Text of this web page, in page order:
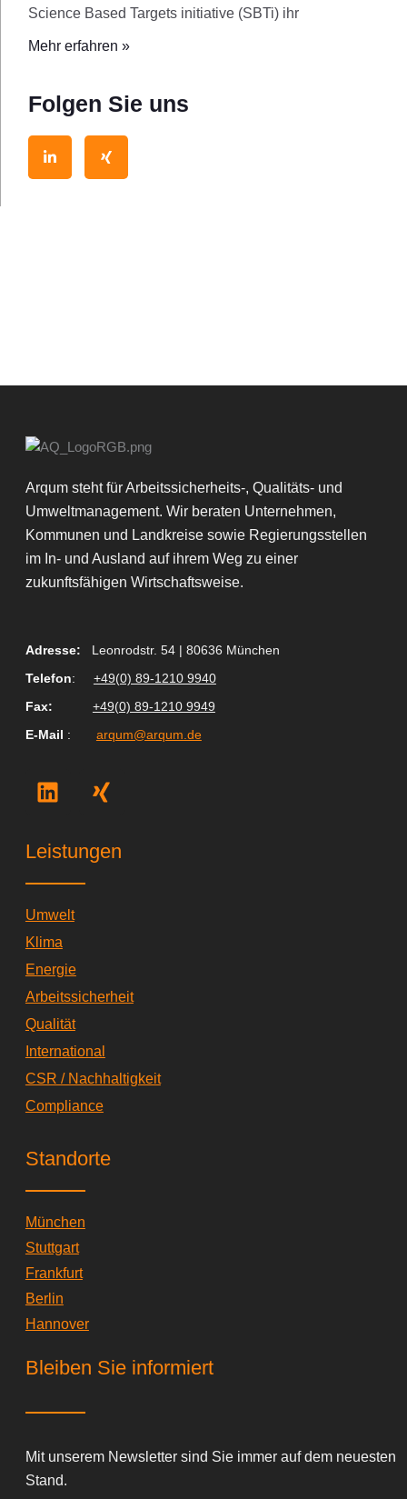
Science Based Targets initiative (SBTi) ihr
Mehr erfahren »
Folgen Sie uns
i
i
Arqum steht für Arbeitssicherheits-, Qualitäts- und
Umweltmanagement. Wir beraten Unternehmen,
Kommunen und Landkreise sowie Regierungsstellen
im In- und Ausland auf ihrem Weg zu einer
zukunftsfähigen Wirtschaftsweise.
Adresse:
Leonrodstr. 54 | 80636 München
Telefon:
+49(0) 89-1210 9940
Fax:
+49(0) 89-1210 9949
E-Mail : arqum@arqum.de
L
i
k
d
i
n
X
i
g
Leistungen
Umwelt
Klima
Energie
Arbeitssicherheit
Qualität
International
CSR / Nachhaltigkeit
Compliance
Standorte
München
Stuttgart
Frankfurt
Berlin
Hannover
Bleiben Sie informiert
Mit unserem Newsletter sind Sie immer auf dem neuesten
Stand.